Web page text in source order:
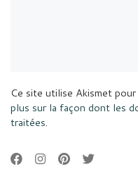
Ce site utilise Akismet
plus sur la façon dont les
traitées.